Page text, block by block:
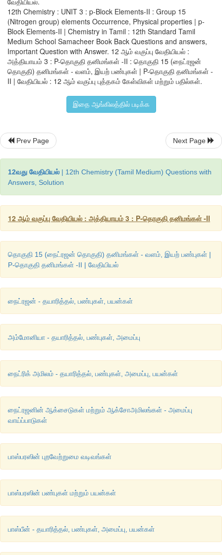
இயற் பண்புகள்:
15ஆம் தொகுதித் தனிமங்களின் சில இயற்
அட்டவணைப்படுத்தப்பட்டுள்ளன.
அட்டவனை 3.1 : 15 ஆம் தொகுதித் தனிமங்களின் சில இயற்
12th Chemistry : UNIT 3 : p-Block Elements-II : Group 15
(Nitrogen group) elements Occurrence, Physical properties | p-
Block Elements-II | Chemistry in Tamil : 12th Standard Tamil
Medium School Samacheer Book Back Questions and answers,
Important Question with Answer. 12 ஆம் வகுப்பு வேதியியல் :
அத்தியாயம் 3 : P-தொகுதி தனிமங்கள் -II : தொகுதி 15 (நைட்ரஜன்
தொகுதி) தனிமங்கள் - வளம், இயற் பண்புகள் | P-தொகுதி தனிமங்கள் -
II | வேதியியல் : 12 ஆம் வகுப்பு புத்தகம் கேள்விகள் மற்றும் பதில்கள்.
இதை ஆங்கிலத்தில் படிக்க
Prev Page Next Page
12வது வேதியியல் | 12th Chemistry (Tamil Medium) Questions with
Answers, Solution
12 ஆம் வகுப்பு வேதியியல் : அத்தியாயம் 3 : P-தொகுதி தனிமங்கள் -II
தொகுதி 15 (நைட்ரஜன் தொகுதி) தனிமங்கள் - வளம், இயற் பண்புகள் |
P-தொகுதி தனிமங்கள் -II | வேதியியல்
நைட்ரஜன் - தயாரித்தல், பண்புகள், பயன்கள்
அம்மோனியா - தயாரித்தல், பண்புகள், அமைப்பு
நைட்ரிக் அமிலம் - தயாரித்தல், பண்புகள், அமைப்பு, பயன்கள்
நைட்ரஜனின் ஆக்சைடுகள் மற்றும் ஆக்சோஅமிலங்கள் - அமைப்பு
வாய்ப்பாடுகள்
பாஸ்பரஸின் புறவேற்றுமை வடிவங்கள்
பாஸ்பரஸின் பண்புகள் மற்றும் பயன்கள்
பாஸ்பீன் - தயாரித்தல், பண்புகள், அமைப்பு, பயன்கள்